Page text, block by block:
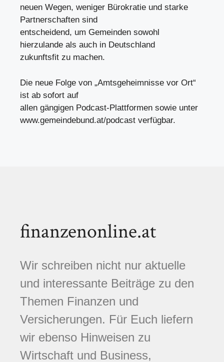
neuen Wegen, weniger Bürokratie und starke
Partnerschaften sind
entscheidend, um Gemeinden sowohl
hierzulande als auch in Deutschland
zukunftsfit zu machen.
Die neue Folge von „Amtsgeheimnisse vor Ort“
ist ab sofort auf
allen gängigen Podcast-Plattformen sowie unter
www.gemeindebund.at/podcast verfügbar.
finanzenonline.at
Wir schreiben nicht nur aktuelle
und interessante Beiträge zu den
Themen Finanzen und
Versicherungen. Für Euch liefern
wir ebenso Hinweisen zu
Wirtschaft und Business,